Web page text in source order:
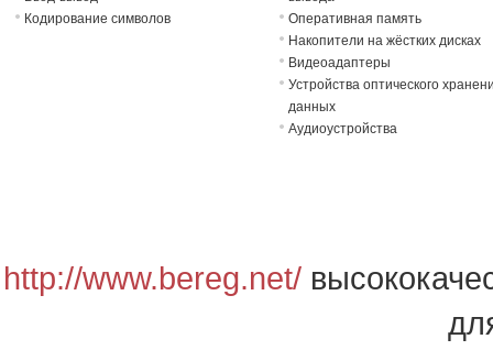
Кодирование символов
Оперативная память
Накопители на жёстких дисках
Видеоадаптеры
Устройства оптического
данных
Аудиоустройства
http://www.bereg.net/